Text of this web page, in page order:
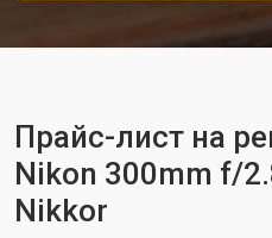
Прайс-лист на
Nikon 300mm f/
Nikkor